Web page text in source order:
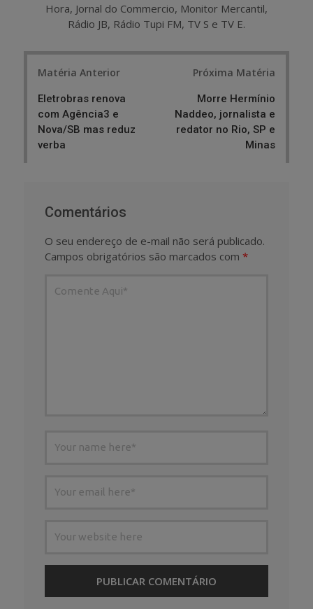
Hora, Jornal do Commercio, Monitor Mercantil,
Rádio JB, Rádio Tupi FM, TV S e TV E.
Matéria Anterior
Eletrobras renova
com Agência3 e
Nova/SB mas reduz
verba
Próxima Matéria
Morre Hermínio
Naddeo, jornalista e
redator no Rio, SP e
Minas
Comentários
O seu endereço de e-mail não será publicado.
Campos obrigatórios são marcados com *